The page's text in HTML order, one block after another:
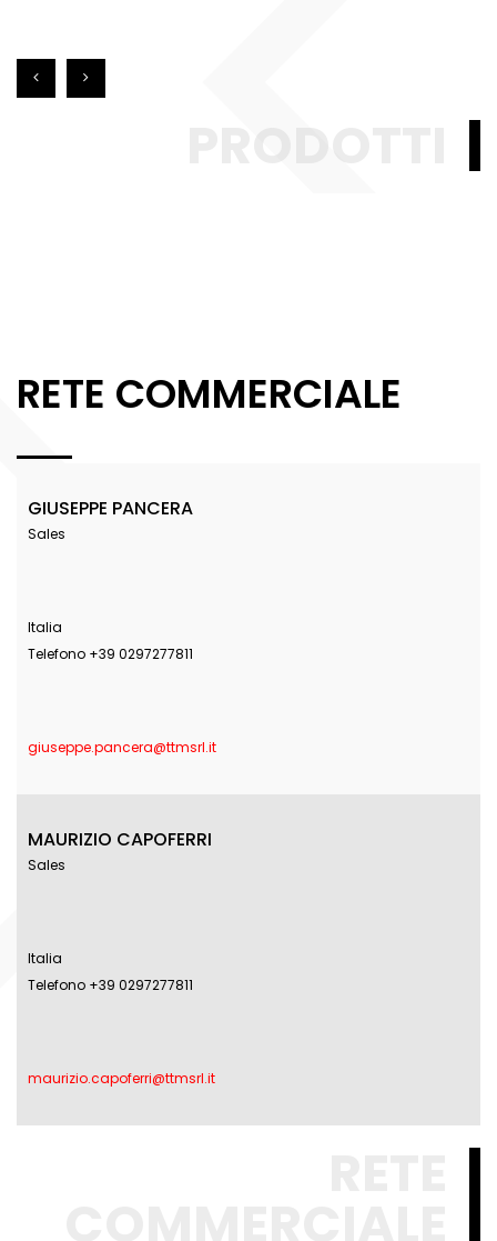
RETE COMMERCIALE
GIUSEPPE PANCERA
Sales
Italia
Telefono +39 0297277811
giuseppe.pancera@ttmsrl.it
MAURIZIO CAPOFERRI
Sales
Italia
Telefono +39 0297277811
maurizio.capoferri@ttmsrl.it